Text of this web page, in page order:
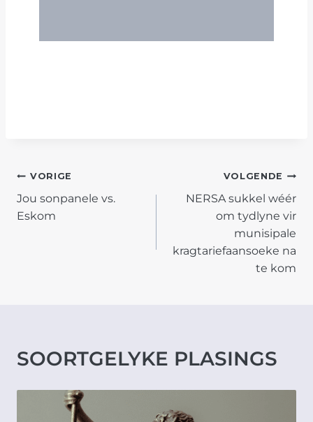
POST
NAVIGATION
VORIGE
Jou sonpanele vs.
Eskom
VOLGENDE
NERSA sukkel wéér
om tydlyne vir
munisipale
kragtariefaansoeke na
te kom
SOORTGELYKE PLASINGS